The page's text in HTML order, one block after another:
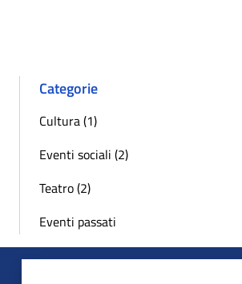
Categorie
Cultura (1)
Eventi sociali (2)
Teatro (2)
Eventi passati